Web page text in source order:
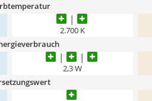
2.700 K
2,3 W